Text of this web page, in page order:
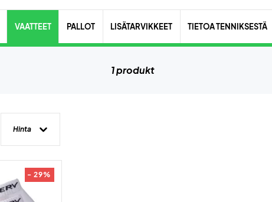
VAATTEET PALLOT LISÄTARVIKKEET TIETOA TENNIKSESTÄ
1 produkt
Hinta
- 29%